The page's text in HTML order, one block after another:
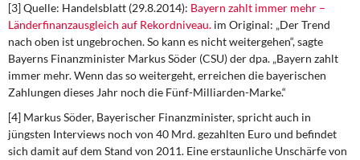
[3] Quelle: Handelsblatt (29.8.2014): Bayern zahlt immer mehr –
Länderfinanzausgleich auf Rekordniveau. im Original: „Der Trend
nach oben ist ungebrochen. So kann es nicht weitergehen“, sagte
Bayerns Finanzminister Markus Söder (CSU) der dpa. „Bayern zahlt
immer mehr. Wenn das so weitergeht, erreichen die bayerischen
Zahlungen dieses Jahr noch die Fünf-Milliarden-Marke.“
[4] Markus Söder, Bayerischer Finanzminister, spricht auch in
jüngsten Interviews noch von 40 Mrd. gezahlten Euro und befindet
sich damit auf dem Stand von 2011. Eine erstaunliche Unschärfe von